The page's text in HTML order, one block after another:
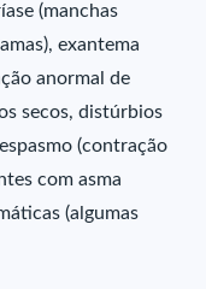
(manchas
exantema
anormal de
secos, distúrbios
(contração
com asma
(algumas